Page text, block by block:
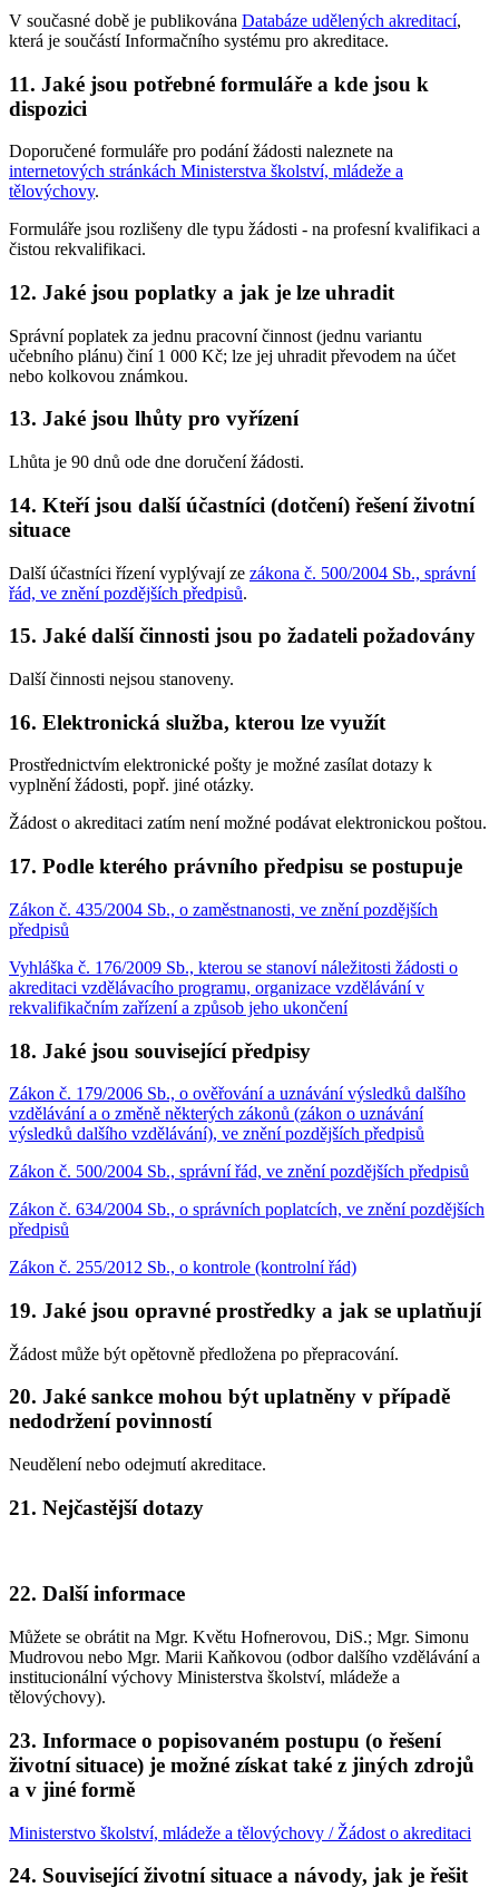
V současné době je publikována Databáze udělených akreditací,
která je součástí Informačního systému pro akreditace.
11. Jaké jsou potřebné formuláře a kde jsou k
dispozici
Doporučené formuláře pro podání žádosti naleznete na
internetových stránkách Ministerstva školství, mládeže a
tělovýchovy.
Formuláře jsou rozlišeny dle typu žádosti - na profesní kvalifikaci a
čistou rekvalifikaci.
12. Jaké jsou poplatky a jak je lze uhradit
Správní poplatek za jednu pracovní činnost (jednu variantu
učebního plánu) činí 1 000 Kč; lze jej uhradit převodem na účet
nebo kolkovou známkou.
13. Jaké jsou lhůty pro vyřízení
Lhůta je 90 dnů ode dne doručení žádosti.
14. Kteří jsou další účastníci (dotčení) řešení životní
situace
Další účastníci řízení vyplývají ze zákona č. 500/2004 Sb., správní
řád, ve znění pozdějších předpisů.
15. Jaké další činnosti jsou po žadateli požadovány
Další činnosti nejsou stanoveny.
16. Elektronická služba, kterou lze využít
Prostřednictvím elektronické pošty je možné zasílat dotazy k
vyplnění žádosti, popř. jiné otázky.
Žádost o akreditaci zatím není možné podávat elektronickou poštou.
17. Podle kterého právního předpisu se postupuje
Zákon č. 435/2004 Sb., o zaměstnanosti, ve znění pozdějších
předpisů
Vyhláška č. 176/2009 Sb., kterou se stanoví náležitosti žádosti o
akreditaci vzdělávacího programu, organizace vzdělávání v
rekvalifikačním zařízení a způsob jeho ukončení
18. Jaké jsou související předpisy
Zákon č. 179/2006 Sb., o ověřování a uznávání výsledků dalšího
vzdělávání a o změně některých zákonů (zákon o uznávání
výsledků dalšího vzdělávání), ve znění pozdějších předpisů
Zákon č. 500/2004 Sb., správní řád, ve znění pozdějších předpisů
Zákon č. 634/2004 Sb., o správních poplatcích, ve znění pozdějších
předpisů
Zákon č. 255/2012 Sb., o kontrole (kontrolní řád)
19. Jaké jsou opravné prostředky a jak se uplatňují
Žádost může být opětovně předložena po přepracování.
20. Jaké sankce mohou být uplatněny v případě
nedodržení povinností
Neudělení nebo odejmutí akreditace.
21. Nejčastější dotazy
22. Další informace
Můžete se obrátit na Mgr. Květu Hofnerovou, DiS.; Mgr. Simonu
Mudrovou nebo Mgr. Marii Kaňkovou (odbor dalšího vzdělávání a
institucionální výchovy Ministerstva školství, mládeže a
tělovýchovy).
23. Informace o popisovaném postupu (o řešení
životní situace) je možné získat také z jiných zdrojů
a v jiné formě
Ministerstvo školství, mládeže a tělovýchovy / Žádost o akreditaci
24. Související životní situace a návody, jak je řešit